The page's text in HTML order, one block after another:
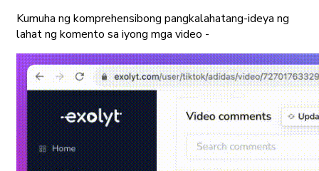
Kumuha ng komprehensibong pangkalahatang-ideya ng
lahat ng komento sa iyong mga video -